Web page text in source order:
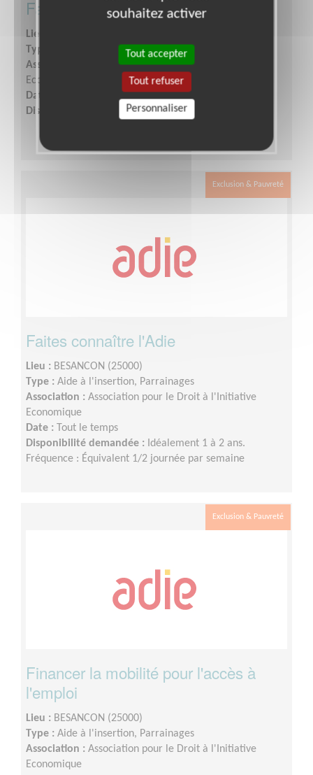
Faites connaître l'Adie
Lieu :
Type :
Aide à l'insertion, Parrainages
Association :
Association pour le Droit à l'Initiative
Economique
Date :
Disponibilité demandée :Idéalement 1 à 2 ans
Exclusion & Pauvreté
Faites connaître l'Adie
Lieu : BESANCON (25000)
Type : Aide à l'insertion, Parrainages
Association : Association pour le Droit à l'Initiative
Economique
Date :
Tout le temps
Disponibilité demandée : Idéalement 1 à 2 ans.
Fréquence : Équivalent 1/2 journée par semaine
Exclusion & Pauvreté
Financer la mobilité pour l'accès à
l'emploi
Lieu : BESANCON (25000)
Type : Aide à l'insertion, Parrainages
Association : Association pour le Droit à l'Initiative
Economique
souhaitez activer
Tout accepter
Tout refuser
Personnaliser